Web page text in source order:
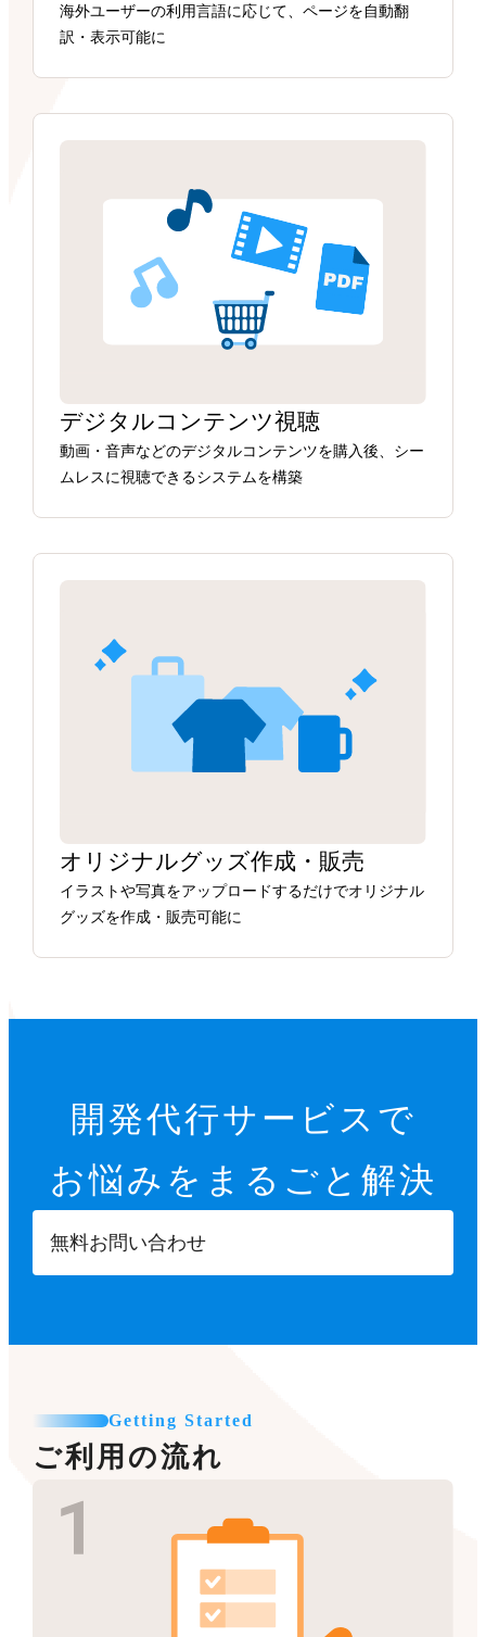
海外ユーザーの利用言語に応じて、ページを自動翻
訳・表示可能に
デジタルコンテンツ視聴
動画・音声などのデジタルコンテンツを購入後、シー
ムレスに視聴できるシステムを構築
オリジナルグッズ作成・販売
イラストや写真をアップロードするだけでオリジナル
グッズを作成・販売可能に
開発代行サービスで
お悩みをまるごと解決
無料お問い合わせ
Getting Started
ご利用の流れ